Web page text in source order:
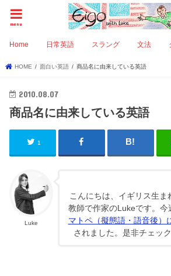
menu
Home 日常英語 スラング 文法
HOME 面白い英語 商品名に由来している英語
2010.08.07
商品名に由来している英語
1
Luke
こんにちは、イギリス生ま
教師で作家のLukeです。今
マトペ（擬態語・語音後）
されました。是非チェッ